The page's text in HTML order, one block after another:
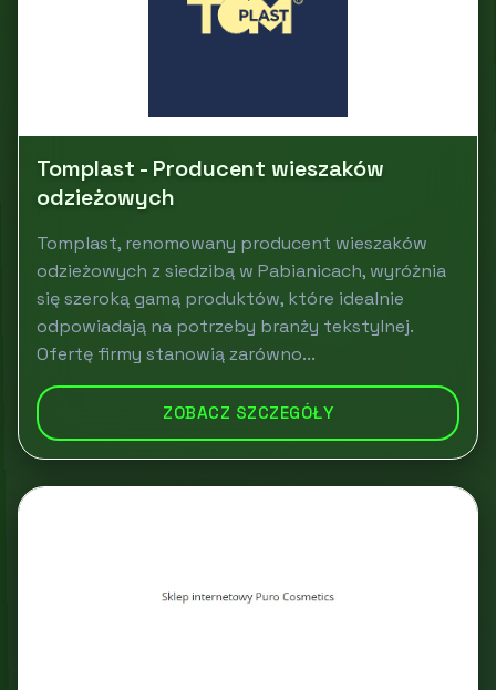
Tomplast - Producent wieszaków
odzieżowych
Tomplast, renomowany producent wieszaków
odzieżowych z siedzibą w Pabianicach, wyróżnia
się szeroką gamą produktów, które idealnie
odpowiadają na potrzeby branży tekstylnej.
Ofertę firmy stanowią zarówno...
ZOBACZ SZCZEGÓŁY